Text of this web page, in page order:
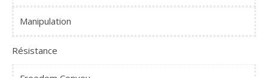
Manipulation
Résistance